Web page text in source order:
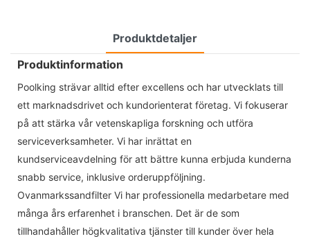
Produktdetaljer
Produktinformation
Poolking strävar alltid efter excellens och har utvecklats till
ett marknadsdrivet och kundorienterat företag. Vi fokuserar
på att stärka vår vetenskapliga forskning och utföra
serviceverksamheter. Vi har inrättat en
kundserviceavdelning för att bättre kunna erbjuda kunderna
snabb service, inklusive orderuppföljning.
Ovanmarkssandfilter Vi har professionella medarbetare med
många års erfarenhet i branschen. Det är de som
tillhandahåller högkvalitativa tjänster till kunder över hela